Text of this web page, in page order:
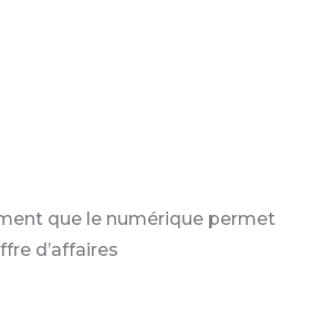
que le numérique permet
d’affaires